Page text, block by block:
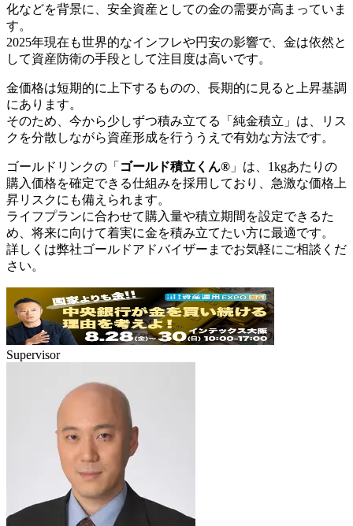
化などを背景に、安全資産としての金の需要が高まっていま
す。
2025年現在も世界的なインフレや円安の影響で、 金は依然と
して資産防衛の手段として注目度は高いです。
金価格は短期的に上下するものの、長期的に見ると上昇基調
にあります。
そのため、今から少しずつ積み立てる「純金積立」は、
リス
クを分散しながら資産形成を行ううえで有効な方法です。
ゴールドリンクの「 ゴールド積立くん® 」は、1kgあたりの
購入価格を確定できる仕組みを採用しており、急激な価格上
昇リスクにも備えられます。
ライフプランに合わせて購入量や積立期間を設定できるた
め、将来に向けて着実に金を積み立てたい方に最適です。
詳しくは弊社ゴールドアドバイザーまでお気軽にご相談くだ
さい。
Supervisor